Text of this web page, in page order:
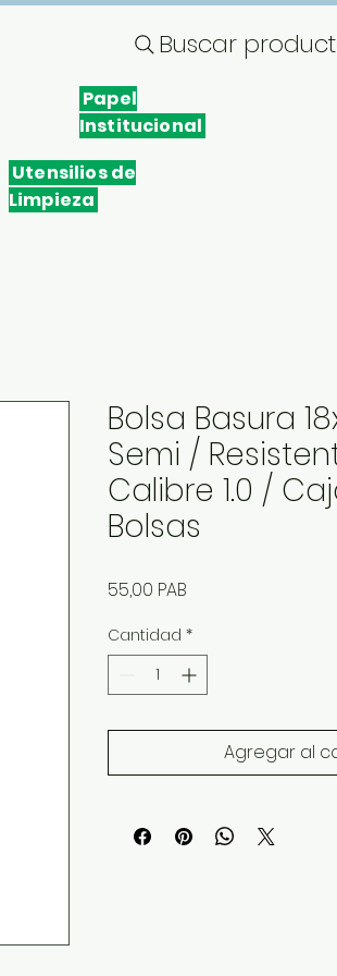
Contacto
Papel
Institucional
Utensilios de
Limpieza
Buscar
Bolsa Basura
Semi /
Calibre 1.0 /
Bolsas
55,00 PAB
Cantidad *
Agregar al